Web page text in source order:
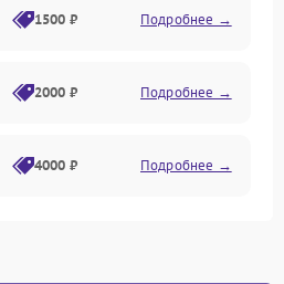
1500 ₽ Подробнее →
2000 ₽ Подробнее →
4000 ₽ Подробнее →